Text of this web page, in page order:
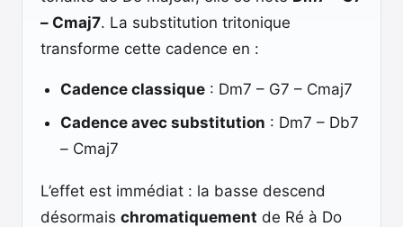
– Cmaj7. La substitution tritonique
transforme cette cadence en :
Cadence classique : Dm7 – G7 – Cmaj7
Cadence avec substitution : Dm7 – Db7
– Cmaj7
L’effet est immédiat : la basse descend
désormais chromatiquement de Ré à Do